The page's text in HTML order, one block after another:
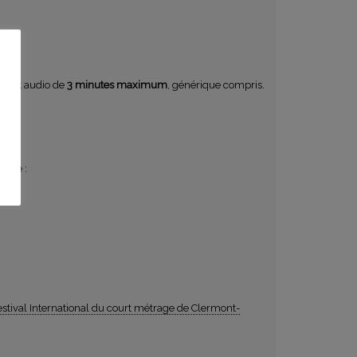
audio de 3 minutes maximum, générique compris.
:
International du court métrage de Clermont-